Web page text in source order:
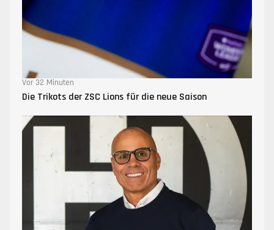
Vor 32 Minuten
Die Trikots der ZSC Lions für die neue Saison